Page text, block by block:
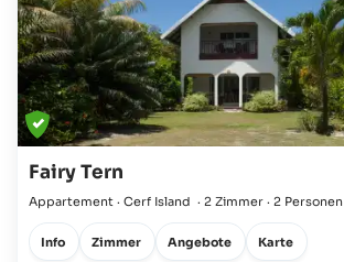
Fairy Tern
Appartement · Cerf Island · 2 Zimmer · 2 Personen
Info Zimmer Angebote Karte